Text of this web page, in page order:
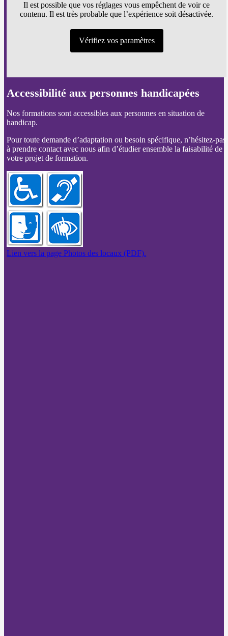
Il est possible que vos réglages vous empêchent de voir ce
contenu. Il est très probable que l’expérience soit désactivée.
Vérifiez vos paramètres
Accessibilité aux personnes handicapées
Nos formations sont accessibles aux personnes en situation de
handicap.
Pour toute demande d’adaptation ou besoin spécifique, n’hésitez-pas
à prendre contact avec nous afin d’étudier ensemble la faisabilité de
votre projet de formation.
Lien vers la page Photos des locaux (PDF).